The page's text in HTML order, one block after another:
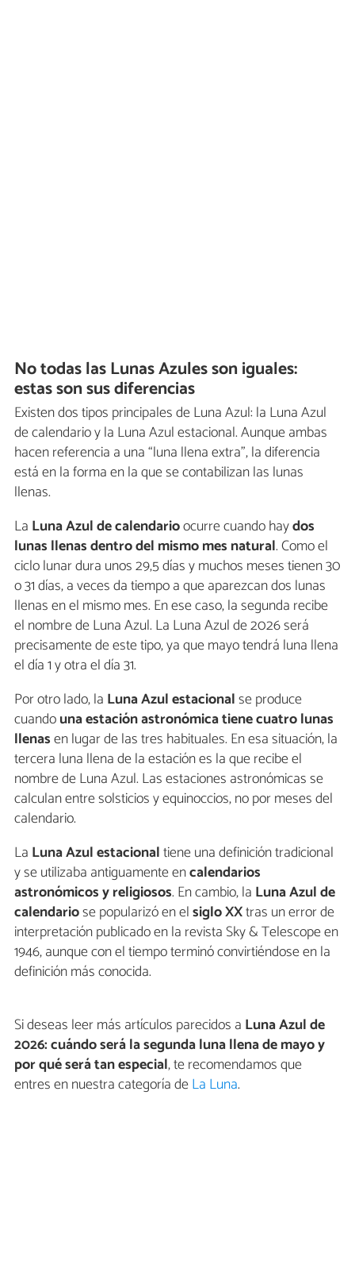
No todas las Lunas Azules son iguales:
estas son sus diferencias
Existen dos tipos principales de Luna Azul: la Luna Azul
de calendario y la Luna Azul estacional. Aunque ambas
hacen referencia a una “luna llena extra”, la diferencia
está en la forma en la que se contabilizan las lunas
llenas.
La Luna Azul de calendarioocurre cuando haydos
lunas llenas dentro del mismo mes natural. Como el
ciclo lunar dura unos 29,5 días y muchos meses tienen 30
o 31 días, a veces da tiempo a que aparezcan dos lunas
llenas en el mismo mes. En ese caso, la segunda recibe
el nombre de Luna Azul. La Luna Azul de 2026 será
precisamente de este tipo, ya que mayo tendrá luna llena
el día 1 y otra el día 31.
Por otro lado, la Luna Azul estacionalse produce
cuandouna estación astronómica tiene cuatro lunas
llenasen lugar de las tres habituales. En esa situación, la
tercera luna llena de la estación es la que recibe el
nombre de Luna Azul. Las estaciones astronómicas se
calculan entre solsticios y equinoccios, no por meses del
calendario.
La Luna Azul estacionaltiene una definición tradicional
y se utilizaba antiguamente encalendarios
astronómicos y religiosos. En cambio, la Luna Azul de
calendariose popularizó en elsiglo XXtras un error de
interpretación publicado en la revista Sky & Telescope en
1946, aunque con el tiempo terminó convirtiéndose en la
definición más conocida.
Si deseas leer más artículos parecidos a Luna Azul de
2026: cuándo será la segunda luna llena de mayo y
por qué será tan especial, te recomendamos que
entres en nuestra categoría deLa Luna.